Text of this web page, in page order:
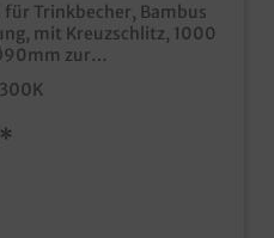
für Trinkbecher, Bambus
mit Kreuzschlitz, 1000
zur
schließende Deckel für
Bambus MaterialBio